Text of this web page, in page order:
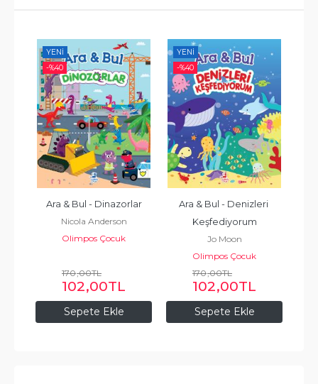
YENI
-%40
Sepete Ekle
Ara & Bul - Dinazorlar
Nicola Anderson
Olimpos Çocuk
170,00TL
102,00TL
YENI
-%40
Sepete Ekle
Ara & Bul - Denizleri
Keşfediyorum
Jo Moon
Olimpos Çocuk
170,00TL
102,00TL